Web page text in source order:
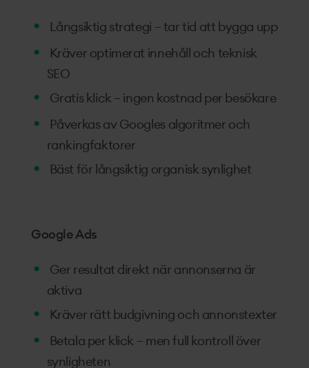
Långsiktig strategi – tar tid att bygga upp
Kräver optimerat innehåll och teknisk
SEO
Gratis klick – ingen kostnad per besökare
Påverkas av Googles algoritmer och
rankingfaktorer
Bäst för långsiktig organisk synlighet
Google Ads
Ger resultat direkt när annonserna är
aktiva
Kräver rätt budgivning och annonstexter
Betala per klick – men full kontroll över
synligheten